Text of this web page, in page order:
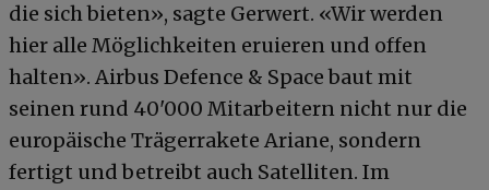
die sich bieten», sagte Gerwert. «Wir werden
hier alle Möglichkeiten eruieren und offen
halten». Airbus Defence & Space baut mit
seinen rund 40'000 Mitarbeitern nicht nur die
europäische Trägerrakete Ariane, sondern
fertigt und betreibt auch Satelliten. Im